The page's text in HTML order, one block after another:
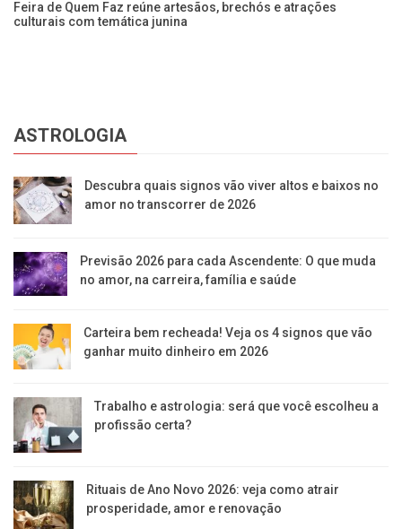
Feira de Quem Faz reúne artesãos, brechós e atrações
culturais com temática junina
ASTROLOGIA
Descubra quais signos vão viver altos e baixos no
amor no transcorrer de 2026
Previsão 2026 para cada Ascendente: O que muda
no amor, na carreira, família e saúde
Carteira bem recheada! Veja os 4 signos que vão
ganhar muito dinheiro em 2026
Trabalho e astrologia: será que você escolheu a
profissão certa?
Rituais de Ano Novo 2026: veja como atrair
prosperidade, amor e renovação